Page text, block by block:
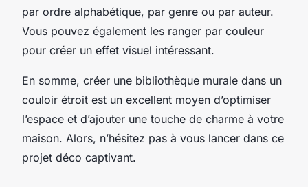
par ordre alphabétique, par genre ou par auteur.
Vous pouvez également les ranger par couleur
pour créer un effet visuel intéressant.
En somme, créer une bibliothèque murale dans un
couloir étroit est un excellent moyen d’optimiser
l’espace et d’ajouter une touche de charme à votre
maison. Alors, n’hésitez pas à vous lancer dans ce
projet déco captivant.